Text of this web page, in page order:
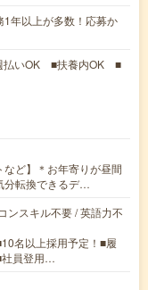
1年以上が多数！応募か
払いOK ■扶養内OK ■
など】＊お年寄りが昼間
分転換できるデ…
ンスキル不要 / 英語力不
名以上採用予定！■履
社員登用…